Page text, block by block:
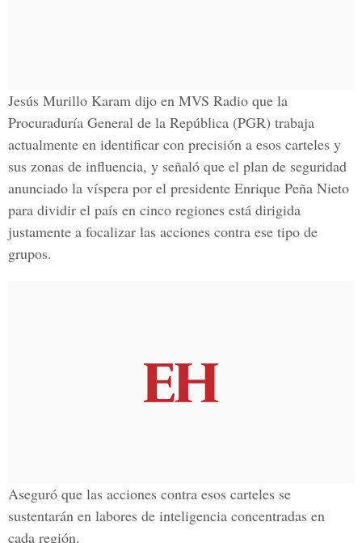
Jesús Murillo Karam dijo en MVS Radio que la
Procuraduría General de la República (PGR) trabaja
actualmente en identificar con precisión a esos carteles y
sus zonas de influencia, y señaló que el plan de seguridad
anunciado la víspera por el presidente Enrique Peña Nieto
para dividir el país en cinco regiones está dirigida
justamente a focalizar las acciones contra ese tipo de
grupos.
Aseguró que las acciones contra esos carteles se
sustentarán en labores de inteligencia concentradas en
cada región.